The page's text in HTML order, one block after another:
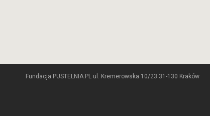
Fundacja PUSTELNIA.PL ul. Kremerowska 10/23 31-130 Kraków